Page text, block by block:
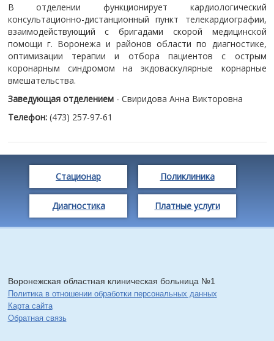
В отделении функционирует кардиологический
консультационно-дистанционный пункт телекардиографии,
взаимодействующий с бригадами скорой медицинской
помощи г. Воронежа и районов области по диагностике,
оптимизации терапии и отбора пациентов с острым
коронарным синдромом на экдоваскулярные корнарные
вмешательства.
Заведующая отделением- Свиридова Анна Викторовна
Телефон:(473) 257-97-61
Стационар Поликлиника
Диагностика Платные услуги
Воронежская областная клиническая больница №1
Политика в отношении обработки персональных данных
Карта сайта
Обратная связь